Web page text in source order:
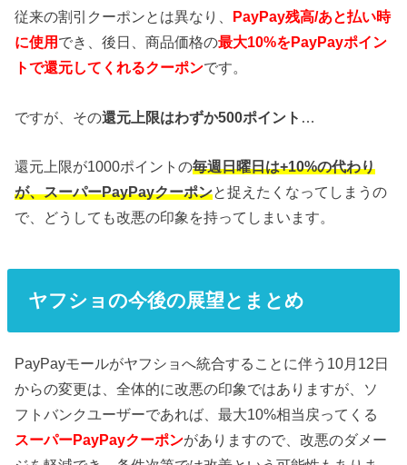
従来の割引クーポンとは異なり、
PayPay残高/あと払い時
に使用 でき、後日、商品価格の最大10%をPayPayポイン
トで還元してくれるクーポンです。
ですが、その還元上限はわずか500ポイント …
還元上限が1000ポイントの毎週日曜日は+10%の代わり
が、スーパーPayPayクーポンと捉えたくなってしまうの
で、どうしても改悪の印象を持ってしまいます。
ヤフショの今後の展望とまとめ
PayPayモールがヤフショへ統合することに伴う10月12日
からの変更は、全体的に改悪の印象ではありますが、ソ
フトバンクユーザーであれば、最大10%相当戻ってくる
スーパーPayPayクーポンがありますので、改悪のダメー